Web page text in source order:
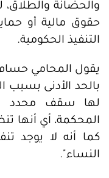
والحضانة
حقوق مالية أو
التنفيذ الحكومية.
يقول المحامي
بالحد الأدنى بسبب
لها سقف محدد
المحكمة، أي أنها
كما أنه لا يوجد
النساء".